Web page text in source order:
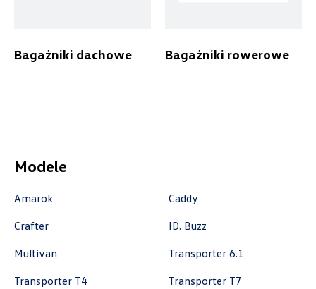
Bagażniki dachowe Bagażniki rowerowe
Auto-Gazda
ul. Warszawska 360, Bielsko-Biała
+48 338 223 010
Modele
Amarok
Caddy
Crafter
ID. Buzz
Multivan
Transporter 6.1
Transporter T4
Transporter T7